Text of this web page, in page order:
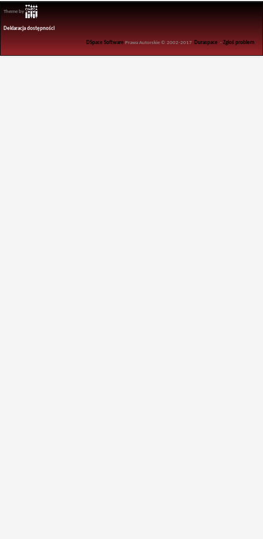
Theme by
Deklaracja dostępności
DSpace Software Prawa Autorskie © 2002-2017 Duraspace -Zgłoś problem